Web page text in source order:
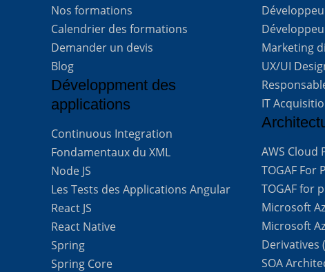
Nos formations
Calendrier des formations
Demander un devis
Blog
Développment des
applications
Continuous Integration
Fondamentaux du XML
Node JS
Les Tests des Applications Angular
React JS
React Native
Spring
Spring Core
Marketing
UX/UI
IT
AWS Cloud
TOGAF For
TOGAF for
Microsoft
Microsoft
Derivatives
SOA